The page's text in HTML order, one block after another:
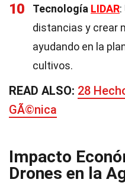
10 Tecnología LIDAR
distancias y crear
ayudando en la
cultivos.
READ ALSO: 28
GÃ©nica
Impacto
Drones en la